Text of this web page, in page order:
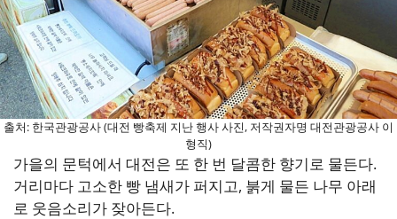
출처: 한국관광공사 (대전 빵축제 지난 행사 사진, 저작권자명 대전관광공사 이
형직)
가을의 문턱에서 대전은 또 한 번 달콤한 향기로 물든다.
거리마다 고소한 빵 냄새가 퍼지고, 붉게 물든 나무 아래
로 웃음소리가 잦아든다.